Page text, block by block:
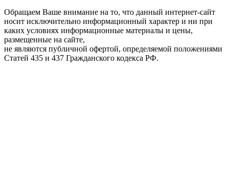
Обращаем Ваше внимание на то, что данный интернет-сайт
носит исключительно информационный характер и ни при
каких условиях информационные материалы и цены,
размещенные на сайте,
не являются публичной офертой, определяемой положениями
Статей 435 и 437 Гражданского кодекса РФ.